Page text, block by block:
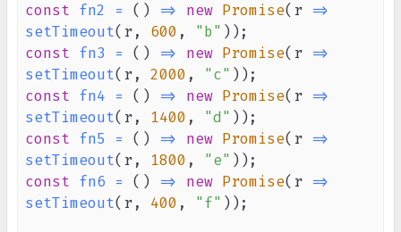
const fn2 = ( ) => new Promise( r =>
setTimeout( r, 600 , "b" ) ) ;
const fn3 = ( ) => new Promise( r =>
setTimeout( r, 2000 , "c" ) ) ;
const fn4 = ( ) => new Promise( r =>
setTimeout( r, 1400 , "d" ) ) ;
const fn5 = ( ) => new Promise( r =>
setTimeout( r, 1800 , "e" ) ) ;
const fn6 = ( ) => new Promise( r =>
setTimeout( r, 400 , "f" ) ) ;